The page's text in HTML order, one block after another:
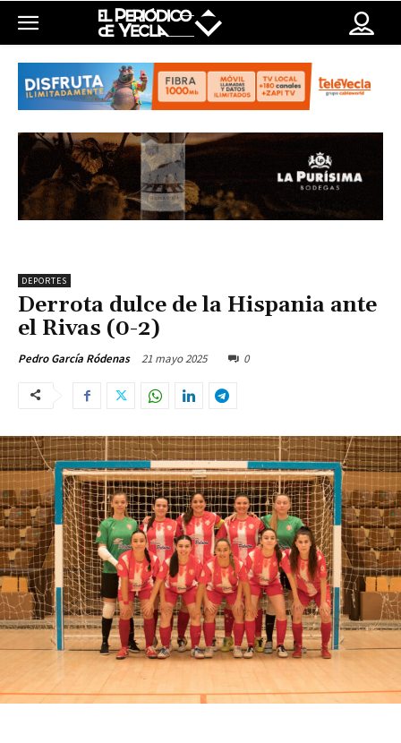
DEPORTES
Derrota dulce de la Hispania ante
el Rivas (0-2)
Pedro García Ródenas 21 mayo 2025 0